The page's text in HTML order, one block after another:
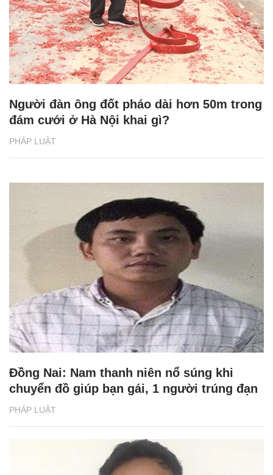
PHÁP LUẬT
Người đàn ông đốt pháo dài hơn 50m trong
đám cưới ở Hà Nội khai gì?
PHÁP LUẬT
Đồng Nai: Nam thanh niên nổ súng khi
chuyển đồ giúp bạn gái, 1 người trúng đạn